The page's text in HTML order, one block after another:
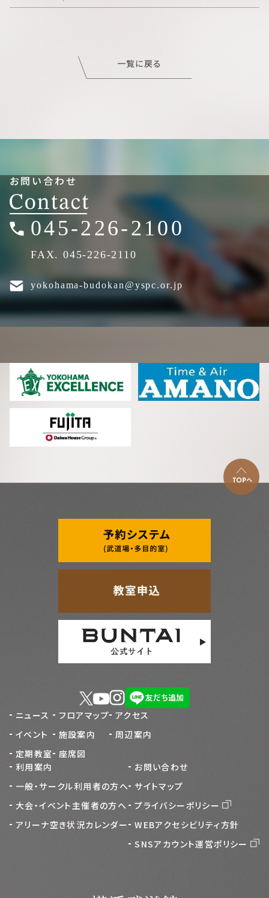
一覧に戻る
お問い合わせ
045-226-2100
FAX. 045-226-2110
yokohama-budokan@yspc.or.jp
ニュース
イベント
定期教室
フロアマップ
施設案内
座席図
アクセス
周辺案内
利用案内
一般・サークル利用者の方へ
大会・イベント主催者の方へ
アリーナ空き状況カレンダー
お問い合わせ
サイトマップ
プライバシーポリシー
WEBアクセシビリティ方針
SNSアカウント運営ポリシー